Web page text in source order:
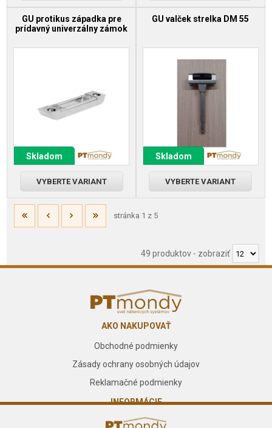
GU protikus západka pre
prídavný univerzálny zámok
Skladom
VYBERTE VARIANT
GU valček strelka DM 55
Skladom
VYBERTE VARIANT
stránka 1 z 5
49 produktov- zobraziť
AKO NAKUPOVAŤ
Obchodné podmienky
Zásady ochrany osobných údajov
Reklamačné podmienky
INFORMÁCIE
O nás